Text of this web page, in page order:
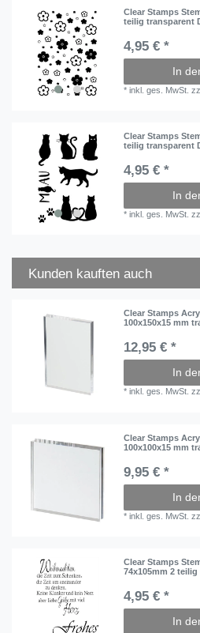
Clear Stamps
teilig transparent
4,95 € *
In
*inkl. ges. MwSt.
Clear Stamps
teilig transparent
4,95 € *
In
*inkl. ges. MwSt.
Kunden kauften auch
Clear Stamps
100x150x15 mm
12,95 € *
In
*inkl. ges. MwSt.
Clear Stamps
100x100x15 mm
9,95 € *
In
*inkl. ges. MwSt.
Clear Stamps
74x105mm 2
4,95 € *
In